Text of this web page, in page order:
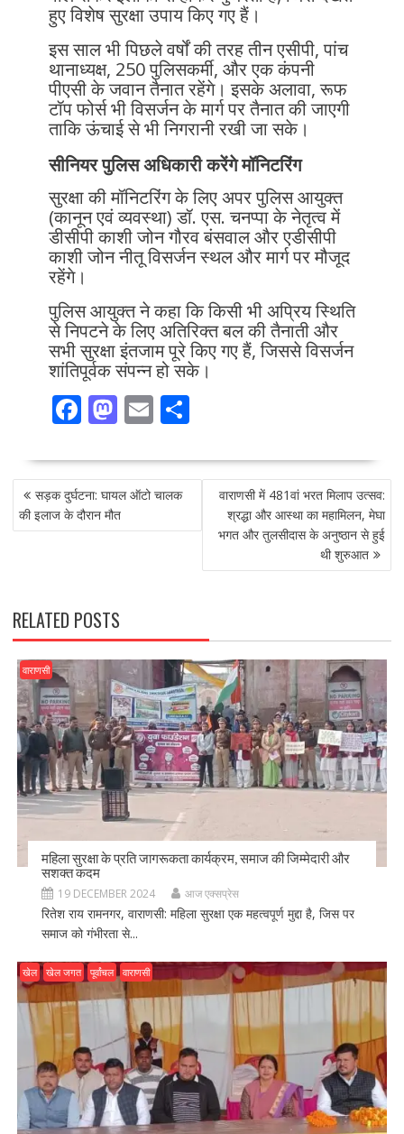
हुए विशेष सुरक्षा उपाय किए गए हैं।
इस साल भी पिछले वर्षों की तरह तीन एसीपी, पांच
थानाध्यक्ष, 250 पुलिसकर्मी, और एक कंपनी
पीएसी के जवान तैनात रहेंगे। इसके अलावा, रूफ
टॉप फोर्स भी विसर्जन के मार्ग पर तैनात की जाएगी
ताकि ऊंचाई से भी निगरानी रखी जा सके।
सीनियर पुलिस अधिकारी करेंगे मॉनिटरिंग
सुरक्षा की मॉनिटरिंग के लिए अपर पुलिस आयुक्त
(कानून एवं व्यवस्था) डॉ. एस. चनप्पा के नेतृत्व में
डीसीपी काशी जोन गौरव बंसवाल और एडीसीपी
काशी जोन नीतू विसर्जन स्थल और मार्ग पर मौजूद
रहेंगे।
पुलिस आयुक्त ने कहा कि किसी भी अप्रिय स्थिति
से निपटने के लिए अतिरिक्त बल की तैनाती और
सभी सुरक्षा इंतजाम पूरे किए गए हैं, जिससे विसर्जन
शांतिपूर्वक संपन्न हो सके।
F
e
b
o
M
to
d
o
E
ai
l
S
ar
POST
NAVIGATION
सड़क दुर्घटना: घायल ऑटो चालक
की इलाज के दौरान मौत
वाराणसी में 481वां भरत मिलाप उत्सव:
श्रद्धा और आस्था का महामिलन, मेघा
भगत और तुलसीदास के अनुष्ठान से हुई
थी शुरुआत
RELATED POSTS
वाराणसी
महिला सुरक्षा के प्रति जागरूकता कार्यक्रम, समाज की जिम्मेदारी और
सशक्त कदम
19 DECEMBER 2024 आज एक्सप्रेस
रितेश राय रामनगर, वाराणसी: महिला सुरक्षा एक महत्वपूर्ण मुद्दा है, जिस पर
समाज को गंभीरता से...
खेल खेल जगत पूर्वांचल वाराणसी